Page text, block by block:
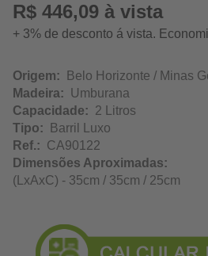
R$ 446,09 à vista
+ 3% de desconto á vista.
Origem: Belo Horizonte / Minas
Madeira: Umburana
Capacidade: 2 Litros
Tipo: Barril Luxo
Ref.: CA90122
Dimensões Aproximadas:
(LxAxC) - 35cm / 35cm / 25cm